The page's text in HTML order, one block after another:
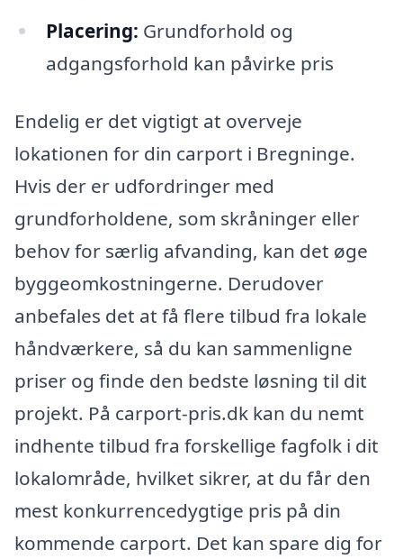
Placering: Grundforhold og
adgangsforhold kan påvirke pris
Endelig er det vigtigt at overveje
lokationen for din carport i Bregninge.
Hvis der er udfordringer med
grundforholdene, som skråninger eller
behov for særlig afvanding, kan det øge
byggeomkostningerne. Derudover
anbefales det at få flere tilbud fra lokale
håndværkere, så du kan sammenligne
priser og finde den bedste løsning til dit
projekt. På carport-pris.dk kan du nemt
indhente tilbud fra forskellige fagfolk i dit
lokalområde, hvilket sikrer, at du får den
mest konkurrencedygtige pris på din
kommende carport. Det kan spare dig for